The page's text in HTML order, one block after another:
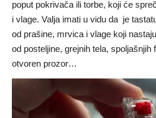
poput pokrivača ili torbe, koji će
i vlage. Valja imati u vidu da je
od prašine, mrvica i vlage koji
od posteljine, grejnih tela, spoljašnjih
otvoren prozor…